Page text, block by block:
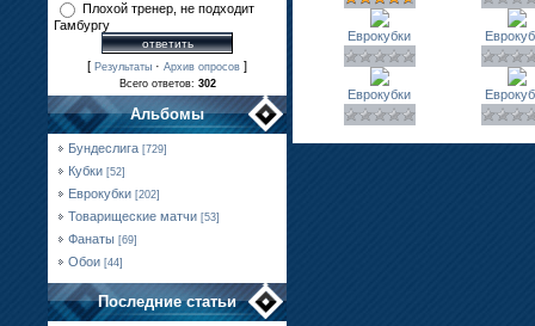
Плохой тренер, не подходит
Гамбургу
[ Результаты · Архив опросов ]
Всего ответов: 302
Альбомы
Бундеслига [729]
Кубки [52]
Еврокубки [202]
Товарищеские матчи [53]
Фанаты [69]
Обои [44]
Последние статьи
Еврокубки
Еврокубки